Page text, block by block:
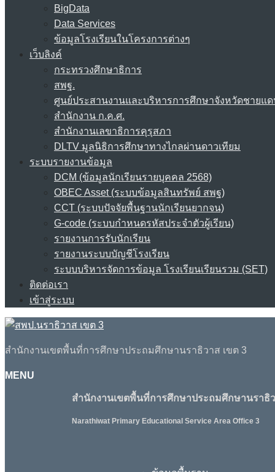
BigData
Data Services
ข้อมูลโรงเรียนในโครงการต่างๆ
เว็บลิงค์
กระทรวงศึกษาธิการ
สพฐ.
ศูนย์ประสานงานและบริหารการศึกษาจังหวัดชายแ
สำนักงาน ก.ค.ศ.
สำนักงานเลขาธิการคุรุสภา
DLTV มูลนิธิการศึกษาทางไกลผ่านดาวเทียม
ระบบรายงานข้อมูล
DCM (ข้อมูลนักเรียนรายบุคคล 2568)
OBEC Asset (ระบบข้อมูลสินทรัพย์ สพฐ)
CCT (ระบบปัจจัยพื้นฐานนักเรียนยากจน)
G-code (ระบบกำหนดรหัสประจำตัวผู้เรียน)
รายงานการรับนักเรียน
รายงานระบบบัญชีโรงเรียน
ระบบบริหารจัดการข้อมูล โรงเรียนเรียนรวม (SET)
ติดต่อเรา
เข้าสู่ระบบ
สำนักงานเขตพื้นที่การศึกษาประถมศึกษานราธิวาส เขต 3
MENU
สำนักงานเขตพื้นที่การศึกษาประถมศึกษานราธิว
Narathiwat Primary Educational Service Area Office 3